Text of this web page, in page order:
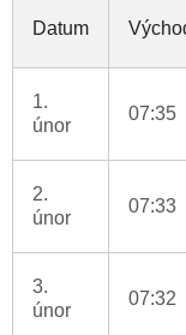
Datum
1.
únor
07:35
2.
únor
07:33
3.
únor
07:32